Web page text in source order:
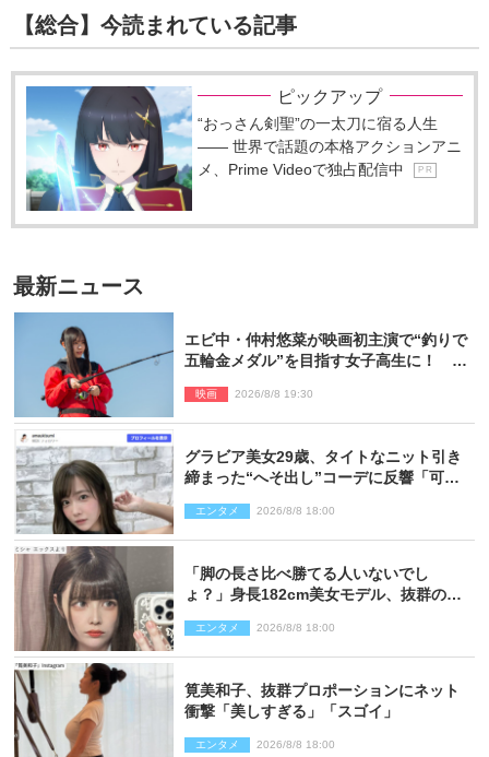
【総合】今読まれている記事
ピックアップ
“おっさん剣聖”の一太刀に宿る人生
―― 世界で話題の本格アクションアニ
メ、Prime Videoで独占配信中
P R
最新ニュース
エビ中・仲村悠菜が映画初主演で“釣りで
五輪金メダル”を目指す女子高生に！ 映
映画 2026/8/8 19:30
グラビア美女29歳、タイトなニット引き
締まった“へそ出し”コーデに反響「可愛
エンタメ 2026/8/8 18:00
「脚の長さ比べ勝てる人いないでし
ょ？」身長182cm美女モデル、抜群のプ
エンタメ 2026/8/8 18:00
筧美和子、抜群プロポーションにネット
衝撃「美しすぎる」「スゴイ」
エンタメ 2026/8/8 18:00